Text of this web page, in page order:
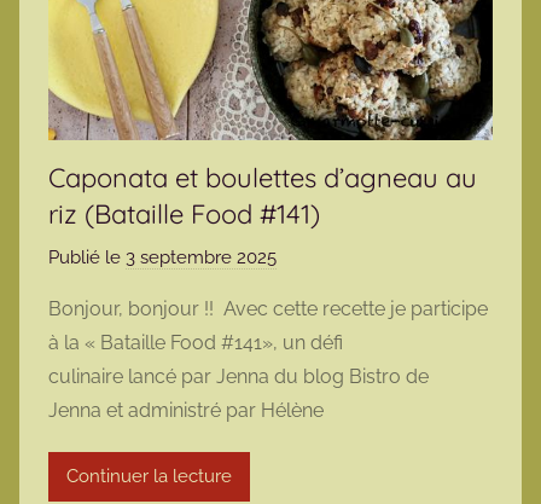
Caponata et boulettes d’agneau au
riz (Bataille Food #141)
Publié le 3 septembre 2025
r
m
a
r
Bonjour, bonjour !! Avec cette recette je participe
à la « Bataille Food #141», un défi
culinaire lancé par Jenna du blog Bistro de
Jenna et administré par Hélène
Continuer la lecture